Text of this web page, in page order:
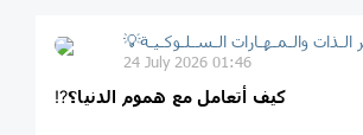
24 July 2026 01:46
⁉️كيف أتعامل مع هموم الدنيا؟